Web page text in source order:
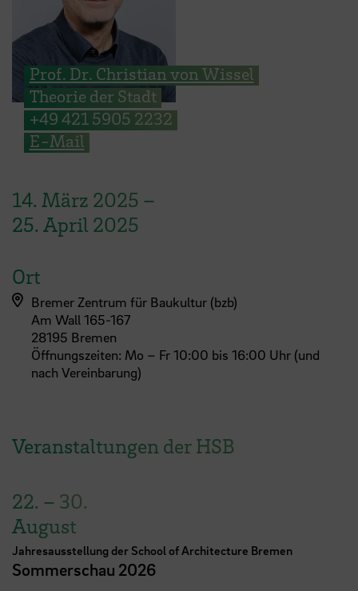
Prof. Dr. Christian von Wissel
Theorie der Stadt
+49 421 5905 2232
E-Mail
14. März 2025 –
25. April 2025
Ort
Bremer Zentrum für Baukultur (bzb)
Am Wall 165-167
28195 Bremen
Öffnungszeiten: Mo – Fr 10:00 bis 16:00 Uhr (und
nach Vereinbarung)
Veranstaltungen der HSB
22. – 30.
August
Jahresausstellung der School of Architecture Bremen
Sommerschau 2026